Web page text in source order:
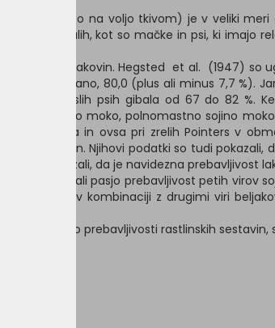
v katerem so na voljo tkivom) je v veliki
pri živalih, kot so mačke in psi, ki
virov beljakovin. Hegsted et al. (1947) so
jabolčno čežano, 80,0 (plus ali minus 7,7
pri odraslih psih gibala od 67 do 82 %.
sojino moko, polnomastno sojino
koruze, riža in ovsa pri zrelih Pointers v
beljakovin. Njihovi podatki so tudi
so pokazali, da je navidezna
so primerjali pasjo prebavljivost petih
lahko v kombinaciji z drugimi viri
zavedajo prebavljivosti rastlinskih